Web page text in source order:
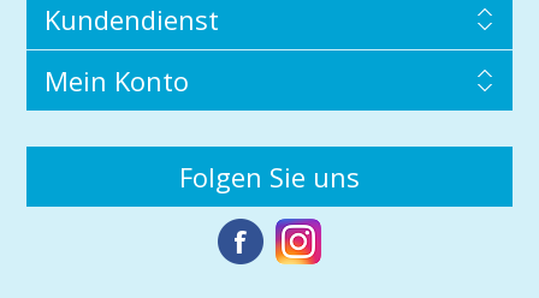
Kundendienst
Mein Konto
Folgen Sie uns